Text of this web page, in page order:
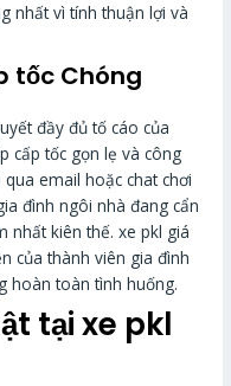
nhất vì tính thuận lợi và
tốc Chóng
đầy đủ tố cáo của
cấp tốc gọn lẹ và công
email hoặc chat chơi
đình ngôi nhà đang cẩn
nhất kiên thế. xe pkl giá
của thành viên gia đình
hoàn toàn tình huống.
tại xe pkl